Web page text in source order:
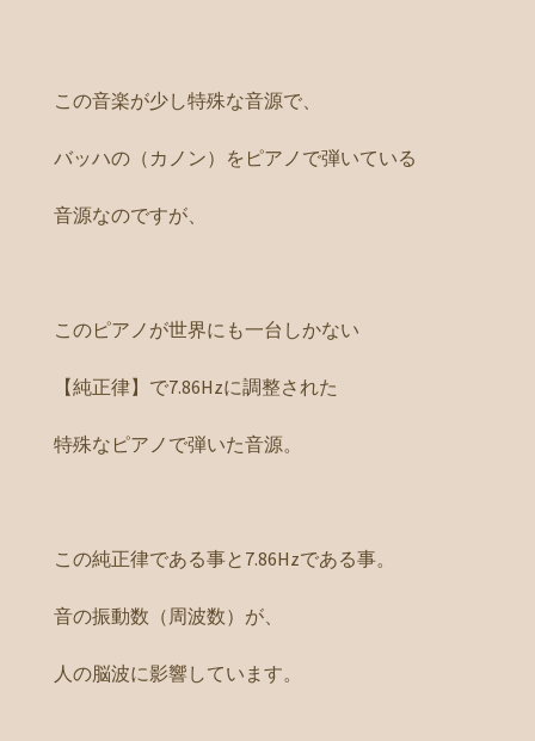
この音楽が少し特殊な音源で、
バッハの（カノン）をピアノで弾いている
音源なのですが、
このピアノが世界にも一台しかない
【純正律】で7.86Hzに調整された
特殊なピアノで弾いた音源。
この純正律である事と7.86Hzである事。
音の振動数（周波数）が、
人の脳波に影響しています。